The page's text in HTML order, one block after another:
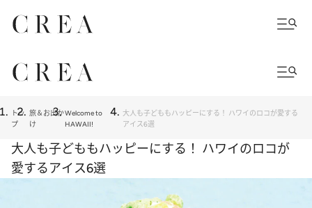
トッ
プ
旅＆お出か
け
Welcome to
HAWAII!
大人も子どももハッピーにする！ ハワイのロコが愛する
アイス6選
大人も子どももハッピーにする！ ハワイのロコが
愛するアイス6選